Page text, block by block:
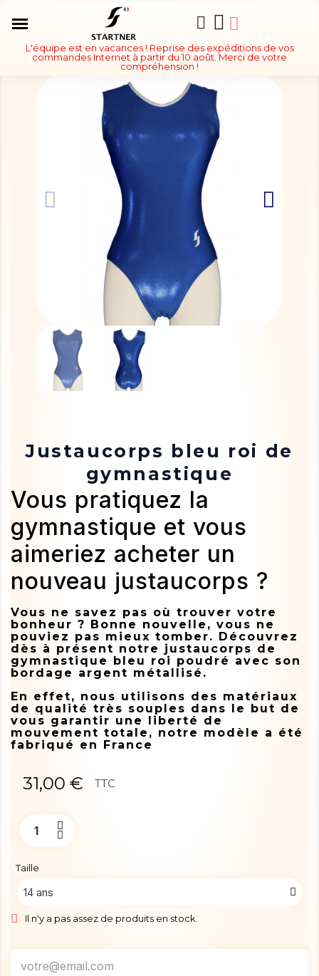
L'équipe est en vacances ! Reprise des expéditions de vos
commandes Internet à partir du 10 août. Merci de votre
compréhension !
Justaucorps bleu roi de
gymnastique
Vous pratiquez la
gymnastique et vous
aimeriez acheter un
nouveau justaucorps ?
Vous ne savez pas où trouver votre
bonheur ? Bonne nouvelle, vous ne
pouviez pas mieux tomber. Découvrez
dès à présent notre justaucorps de
gymnastique bleu roi poudré avec son
bordage argent métallisé.
En effet, nous utilisons des matériaux
de qualité très souples dans le but de
vous garantir une liberté de
mouvement totale, notre modèle a été
fabriqué en France
31,00 € TTC
Taille
Il n'y a pas assez de produits en stock.